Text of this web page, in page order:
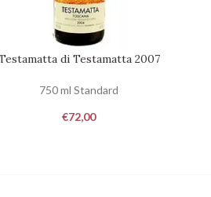
DISPONIBILITÀdi Testamatta 2007
750 ml Standard
€72,00